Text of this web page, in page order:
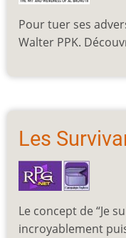
Pour tuer ses
Walter PPK.
Les
Le concept de “Je
incroyablement